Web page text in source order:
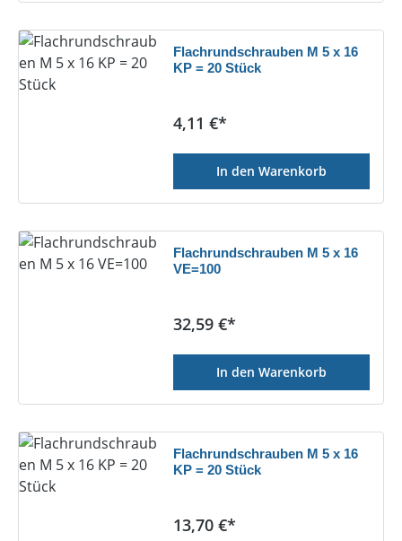
Flachrundschrauben M 5 x 16
KP = 20 Stück
Regulärer Preis:
4,11 €*
In den Warenkorb
Flachrundschrauben M 5 x 16
VE=100
Regulärer Preis:
32,59 €*
In den Warenkorb
Flachrundschrauben M 5 x 16
KP = 20 Stück
Regulärer Preis:
13,70 €*